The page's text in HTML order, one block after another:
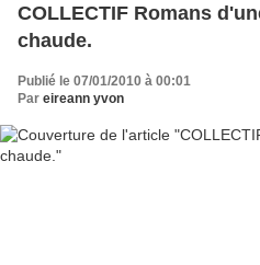
COLLECTIF Romans
chaude.
Publié le 07/01/2010 à 00:01
Par eireann yvon